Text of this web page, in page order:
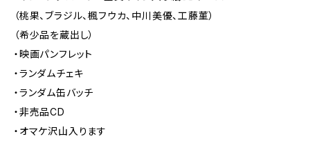
（桃果、ブラジル、楓フウカ、中川美優、工藤菫）
（希少品を蔵出し）
・映画パンフレット
・ランダムチェキ
・ランダム缶バッチ
・非売品CD
・オマケ沢山入ります